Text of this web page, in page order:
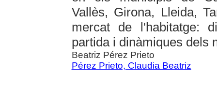
Vallès, Girona, Lleida,
mercat de l'habitatge:
partida i dinàmiques dels
Beatriz Pérez Prieto
Pérez Prieto, Claudia Beatriz